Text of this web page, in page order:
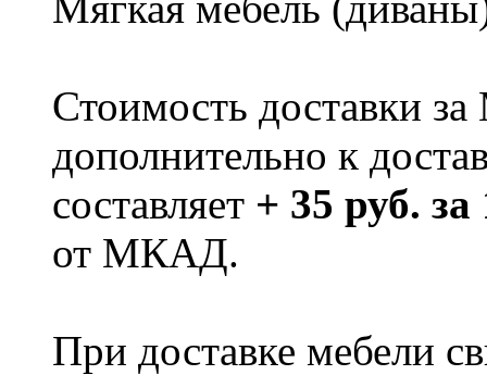
Стоимость доставки
дополнительно к
составляет + 35 руб.
от МКАД.
При доставке мебели